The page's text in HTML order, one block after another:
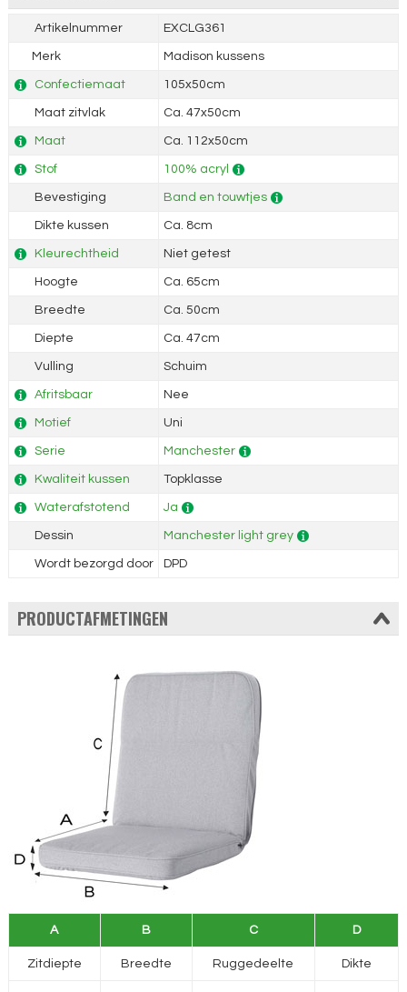
Artikelnummer EXCLG361
Merk Madison kussens
Confectiemaat 105x50cm
Maat zitvlak Ca. 47x50cm
Maat Ca. 112x50cm
Stof 100% acryl
Bevestiging Band en touwtjes
Dikte kussen Ca. 8cm
Kleurechtheid Niet getest
Hoogte Ca. 65cm
Breedte Ca. 50cm
Diepte Ca. 47cm
Vulling Schuim
Afritsbaar Nee
Motief Uni
Serie Manchester
Kwaliteit kussen Topklasse
Waterafstotend Ja
Dessin Manchester light grey
Wordt bezorgd door DPD
PRODUCTAFMETINGEN
A B C D
Zitdiepte Breedte Ruggedeelte Dikte